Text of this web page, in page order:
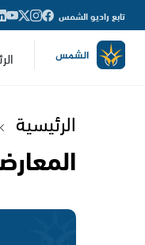
تابع راديو الشمس
الرئيسية
المعارضة